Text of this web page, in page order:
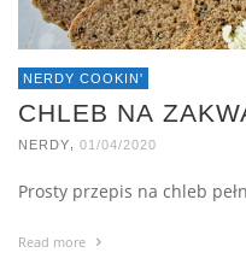
NERDY COOKIN'
CHLEB NA
NERDY 01/04/2020
Prosty przepis na chleb
Read more